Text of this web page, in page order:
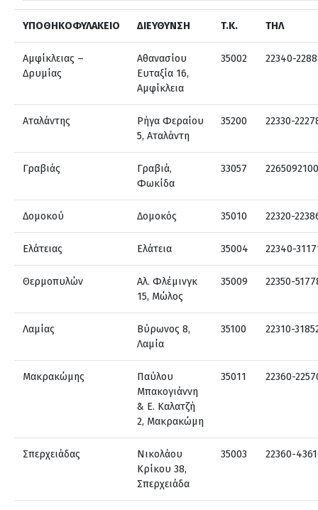
ΥΠΟΘΗΚΟΦΥΛΑΚΕΙΟ ΔΙΕΥΘΥΝΣΗ T.K. ΤΗΛ
Αμφίκλειας –
Δρυμίας
Αθανασίου
Ευταξία 16,
Αμφίκλεια
35002 22340-
Αταλάντης
Ρήγα Φεραίου
5, Αταλάντη
35200 22330-
Γραβιάς
Γραβιά,
Φωκίδα
33057 2265092100
Δομοκού Δομοκός 35010 22320-
Ελάτειας Ελάτεια 35004 22340-
Θερμοπυλών
Αλ. Φλέμινγκ
15, Μώλος
35009 22350-
Λαμίας
Βύρωνος 8,
Λαμία
35100 22310-
Μακρακώμης
Παύλου
Μπακογιάννη
& Ε. Καλατζή
2, Μακρακώμη
35011 22360-
Σπερχειάδας
Νικολάου
Κρίκου 38,
Σπερχειάδα
35003 22360-